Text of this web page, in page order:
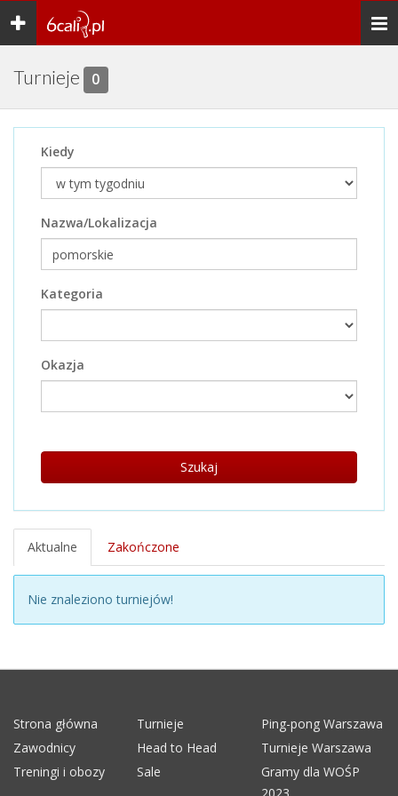
Toggle
navigation
Turnieje 0
Kiedy
Nazwa/Lokalizacja
Kategoria
Okazja
Szukaj
Aktualne Zakończone
Nie znaleziono turniejów!
Strona główna Turnieje
Ping-pong Warszawa
Zawodnicy
Head to Head
Turnieje Warszawa
Treningi i obozy
Sale
Gramy dla WOŚP